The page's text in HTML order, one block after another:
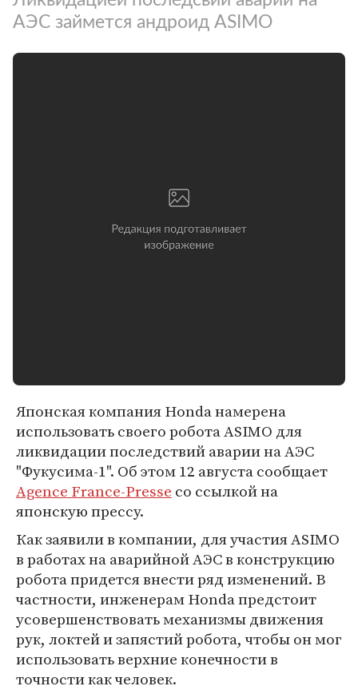
АЭС займется андроид ASIMO
Японская компания Honda намерена
использовать своего робота ASIMO для
ликвидации последствий аварии на АЭС
"Фукусима-1". Об этом 12 августа сообщает
Agence France-Presse со ссылкой на
японскую прессу.
Как заявили в компании, для участия ASIMO
в работах на аварийной АЭС в конструкцию
робота придется внести ряд изменений. В
частности, инженерам Honda предстоит
усовершенствовать механизмы движения
рук, локтей и запястий робота, чтобы он мог
использовать верхние конечности в
точности как человек.